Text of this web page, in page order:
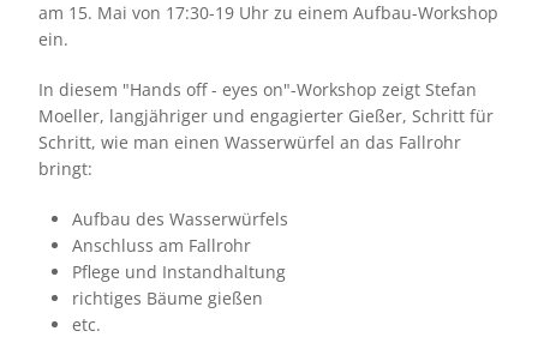
am 15. Mai von 17:30-19 Uhr zu einem Aufbau-Workshop
ein.
In diesem "Hands off - eyes on"-Workshop zeigt Stefan
Moeller, langjähriger und engagierter Gießer, Schritt für
Schritt, wie man einen Wasserwürfel an das Fallrohr
bringt:
Aufbau des Wasserwürfels
Anschluss am Fallrohr
Pflege und Instandhaltung
richtiges Bäume gießen
etc.